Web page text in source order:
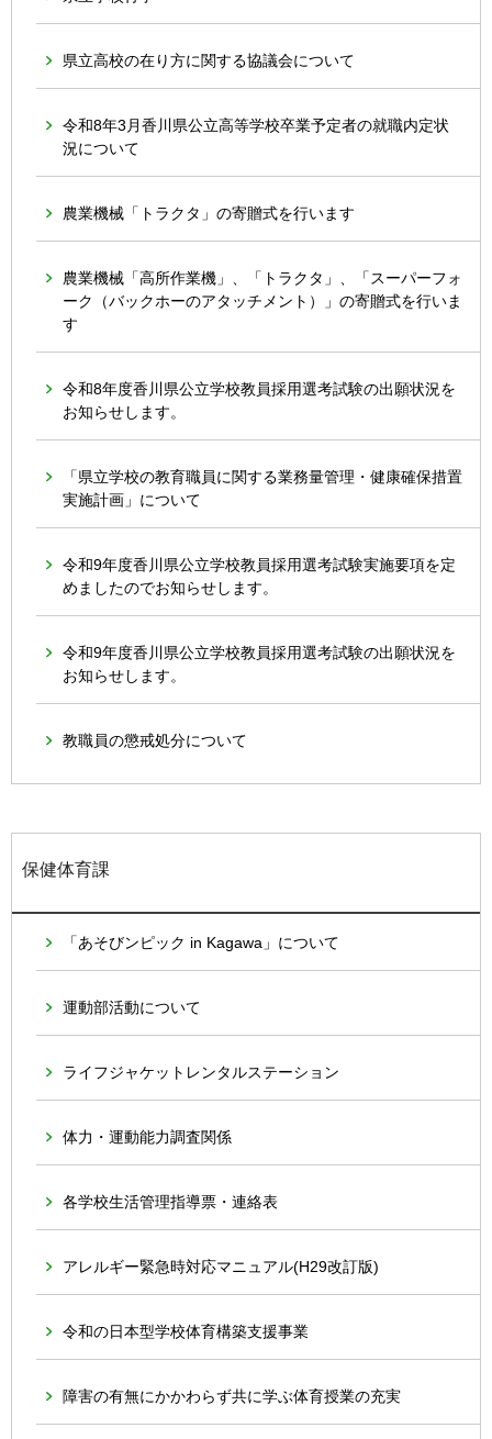
県立高校の在り方に関する協議会について
令和8年3月香川県公立高等学校卒業予定者の就職内定状
況について
農業機械「トラクタ」の寄贈式を行います
農業機械「高所作業機」、「トラクタ」、「スーパーフォ
ーク（バックホーのアタッチメント）」の寄贈式を行いま
す
令和8年度香川県公立学校教員採用選考試験の出願状況を
お知らせします。
「県立学校の教育職員に関する業務量管理・健康確保措置
実施計画」について
令和9年度香川県公立学校教員採用選考試験実施要項を定
めましたのでお知らせします。
令和9年度香川県公立学校教員採用選考試験の出願状況を
お知らせします。
教職員の懲戒処分について
保健体育課
「あそびンピック in Kagawa」について
運動部活動について
ライフジャケットレンタルステーション
体力・運動能力調査関係
各学校生活管理指導票・連絡表
アレルギー緊急時対応マニュアル(H29改訂版)
令和の日本型学校体育構築支援事業
障害の有無にかかわらず共に学ぶ体育授業の充実